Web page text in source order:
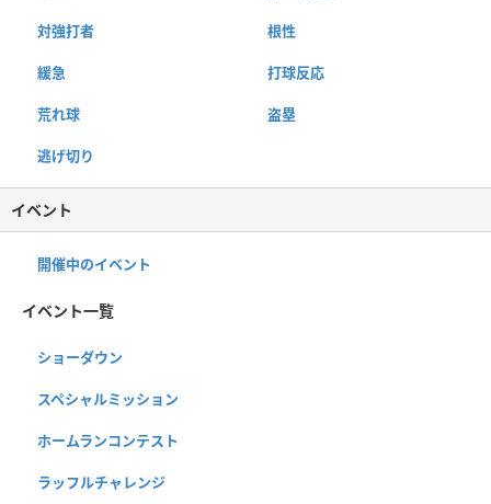
対強打者 根性
緩急 打球反応
荒れ球 盗塁
逃げ切り
イベント
開催中のイベント
イベント一覧
ショーダウン
スペシャルミッション
ホームランコンテスト
ラッフルチャレンジ